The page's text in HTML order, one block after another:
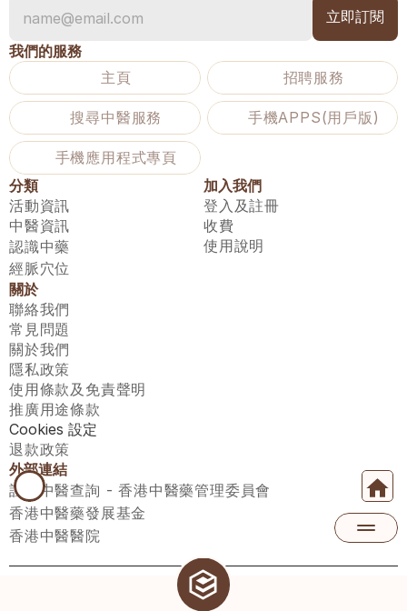
我們的服務
主頁
招聘服務
搜尋中醫服務 手機APPS(用戶版)
手機應用程式專頁
分類
活動資訊
中醫資訊
認識中藥
經脈穴位
加入我們
登入及註冊
收費
使用說明
關於
聯絡我們
常見問題
關於我們
隱私政策
使用條款及免責聲明
推廣用途條款
Cookies 設定
退款政策
外部連結
註冊中醫查詢 - 香港中醫藥管理委員會
香港中醫藥發展基金
香港中醫醫院
醫師匯有限公司 ECWAY LIMITED Copyright 2026© All rights